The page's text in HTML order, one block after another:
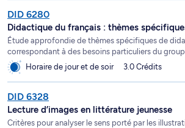
DID 6280
Didactique du français : thèmes
Étude approfondie de thèmes spécifiques de
correspondant à des besoins particuliers du
Horaire de jour et de soir
3.0 Crédits
DID 6328
Lecture d’images en littérature jeunesse
Critères pour analyser le sens porté par les